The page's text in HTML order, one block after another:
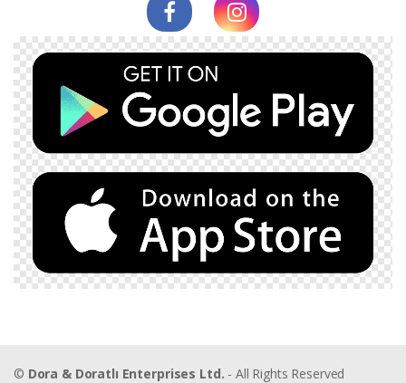
© Dora & Doratlı Enterprises Ltd. - All Rights Reserved